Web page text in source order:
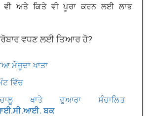
ਵੀ ਅਤੇ ਕਿਤੇ ਵੀ ਪੂਰਾ ਕਰਨ ਲਈ ਲਾਭ
ਵਧਣ ਲਈ ਤਿਆਰ ਹੋ?
ਮੌਜੂਦਾ ਖਾਤਾ
ਵਿੱਚ
ਖਾਤੇ ਦੁਆਰਾ ਸੰਚਾਲਿਤ
ਬਕ